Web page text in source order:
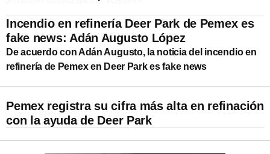
Incendio en refinería Deer Park de Pemex es
fake news: Adán Augusto López
De acuerdo con Adán Augusto, la noticia del incendio en
refinería de Pemex en Deer Park es fake news
Pemex registra su cifra más alta en refinación
con la ayuda de Deer Park